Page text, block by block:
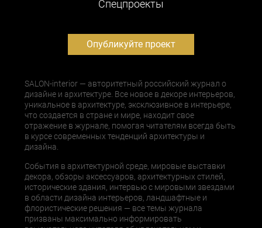
Cпецпроекты
Опубликуйте проект
SALON-interior — авторитетный российский журнал о
дизайне и архитектуре. Все новое в декоре интерьеров,
уникальное в архитектуре, эксклюзивное в интерьере,
что создается в стране и мире, находит свое
отражение в журнале, помогая читателям всегда быть
в курсе современных тенденций архитектуры и
дизайна.
События в архитектурной среде, мировые выставки
декора, обзоры аксессуаров, архитектурных стилей,
исторические здания, интервью с мировыми звездами
в области дизайна интерьеров, ландшафтные и
флористические решения — все темы журнала
призваны максимально информировать